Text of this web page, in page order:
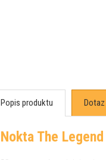
Popis produktu
Nokta The